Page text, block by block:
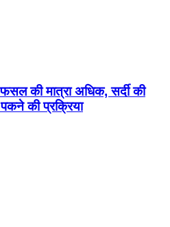
की मात्रा अधिक, सर्दी की
की प्रक्रिया